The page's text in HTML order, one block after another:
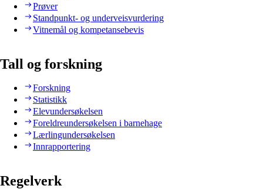
Prøver
Standpunkt- og underveisvurdering
Vitnemål og kompetansebevis
Tall og forskning
Forskning
Statistikk
Elevundersøkelsen
Foreldreundersøkelsen i barnehage
Lærlingundersøkelsen
Innrapportering
Regelverk